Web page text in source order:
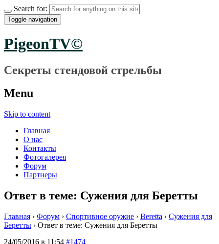
Search for:
Toggle navigation
PigeonTV©
Секреты стендовой стрельбы
Menu
Skip to content
Главная
О нас
Контакты
Фотогалерея
Форум
Партнеры
Ответ в теме: Сужения для Беретты
Главная › Форум › Спортивное оружие › Beretta › Сужения для
Беретты › Ответ в теме: Сужения для Беретты
24/05/2016 в 11:54 #1474